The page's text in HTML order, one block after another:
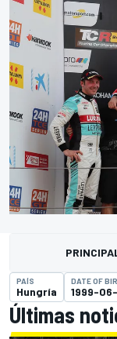
PAÍS
Hungría
DATE OF
1999-
Últimas